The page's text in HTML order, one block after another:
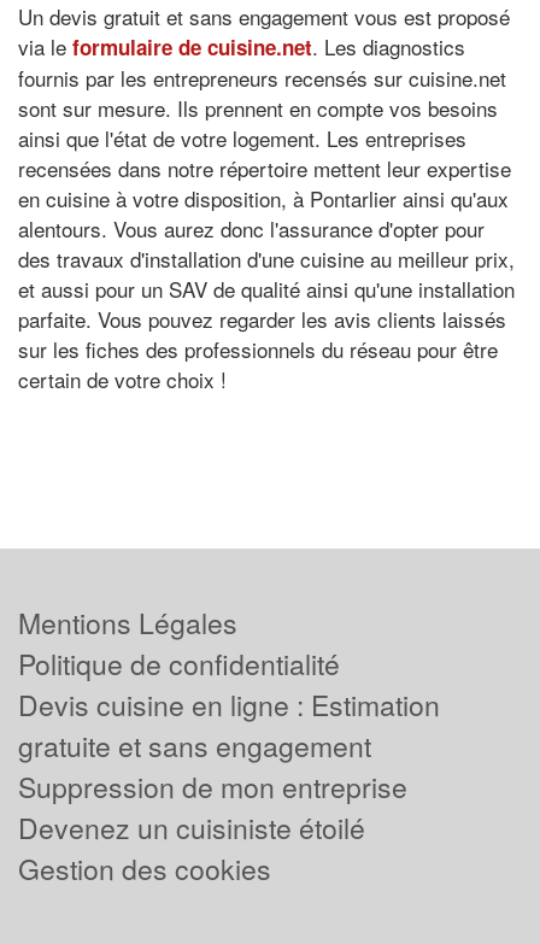
Un devis gratuit et sans engagement vous est proposé
via le formulaire de cuisine.net. Les diagnostics
fournis par les entrepreneurs recensés sur cuisine.net
sont sur mesure. Ils prennent en compte vos besoins
ainsi que l'état de votre logement. Les entreprises
recensées dans notre répertoire mettent leur expertise
en cuisine à votre disposition, à Pontarlier ainsi qu'aux
alentours. Vous aurez donc l'assurance d'opter pour
des travaux d'installation d'une cuisine au meilleur prix,
et aussi pour un SAV de qualité ainsi qu'une installation
parfaite. Vous pouvez regarder les avis clients laissés
sur les fiches des professionnels du réseau pour être
certain de votre choix !
Mentions Légales
Politique de confidentialité
Devis cuisine en ligne : Estimation
gratuite et sans engagement
Suppression de mon entreprise
Devenez un cuisiniste étoilé
Gestion des cookies